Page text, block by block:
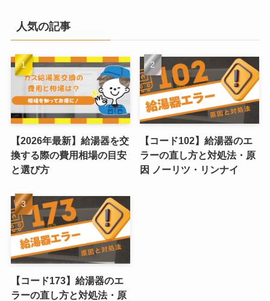
人気の記事
【2026年最新】給湯器を交
換する際の費用相場の目安
と選び方
【コード102】給湯器のエ
ラーの直し方と対処法・原
因 ノーリツ・リンナイ
【コード173】給湯器のエ
ラーの直し方と対処法・原